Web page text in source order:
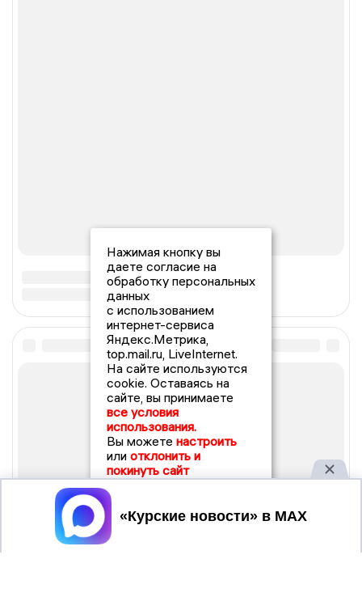
Нажимая кнопку вы
даете согласие на
обработку персональных
данных
с использованием
интернет-сервиса
Яндекс.Метрика,
top.mail.ru, LiveInternet.
На сайте используются
cookie. Оставаясь на
сайте, вы принимаете
все условия
использования.
Вы можете настроить
или отклонить и
покинуть сайт
Принять